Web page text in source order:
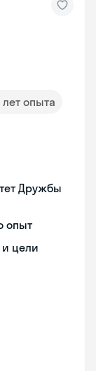
лет опыта
Дружбы
опыт
и цели